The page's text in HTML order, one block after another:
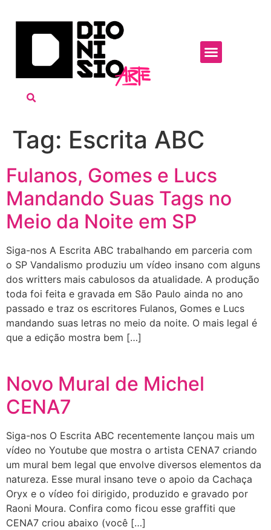
Tag: Escrita ABC
Fulanos, Gomes e Lucs
Mandando Suas Tags no
Meio da Noite em SP
Siga-nos A Escrita ABC trabalhando em parceria com
o SP Vandalismo produziu um vídeo insano com alguns
dos writters mais cabulosos da atualidade. A produção
toda foi feita e gravada em São Paulo ainda no ano
passado e traz os escritores Fulanos, Gomes e Lucs
mandando suas letras no meio da noite. O mais legal é
que a edição mostra bem […]
Novo Mural de Michel
CENA7
Siga-nos O Escrita ABC recentemente lançou mais um
vídeo no Youtube que mostra o artista CENA7 criando
um mural bem legal que envolve diversos elementos da
natureza. Esse mural insano teve o apoio da Cachaça
Oryx e o vídeo foi dirigido, produzido e gravado por
Raoni Moura. Confira como ficou esse graffiti que
CENA7 criou abaixo (você […]